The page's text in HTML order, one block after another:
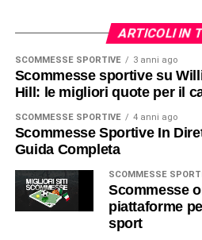
ARTICOLI IN
SCOMMESSE SPORTIVE 3 anni ago
Scommesse sportive su
Hill: le migliori quote per il
SCOMMESSE SPORTIVE 4 anni ago
Scommesse Sportive In
Guida Completa
SCOMMESSE
Scommesse
piattaforme
sport